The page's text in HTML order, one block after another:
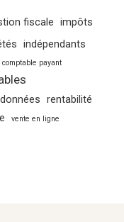
fiscale impôts
indépendants
comptable payant
rentabilité
vente en ligne